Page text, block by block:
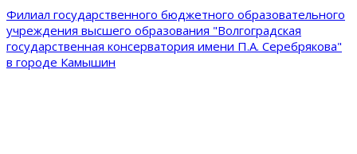
Филиал государственного бюджетного образовательного
учреждения высшего образования "Волгоградская
государственная консерватория имени П.А. Серебрякова"
в городе Камышин